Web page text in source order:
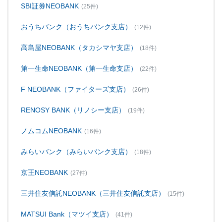
SBI証券NEOBANK (25件)
おうちバンク（おうちバンク支店） (12件)
高島屋NEOBANK（タカシマヤ支店） (18件)
第一生命NEOBANK（第一生命支店） (22件)
F NEOBANK（ファイターズ支店） (26件)
RENOSY BANK（リノシー支店） (19件)
ノムコムNEOBANK (16件)
みらいバンク（みらいバンク支店） (18件)
京王NEOBANK (27件)
三井住友信託NEOBANK（三井住友信託支店） (15件)
MATSUI Bank（マツイ支店） (41件)